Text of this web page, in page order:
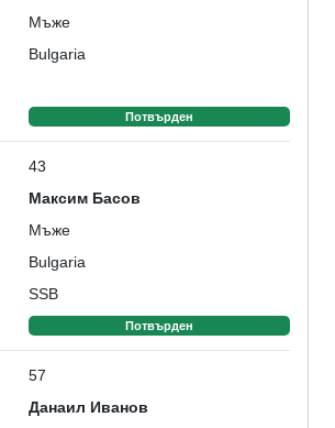
Мъже
Bulgaria
Потвърден
43
Максим Басов
Мъже
Bulgaria
SSB
Потвърден
57
Данаил Иванов